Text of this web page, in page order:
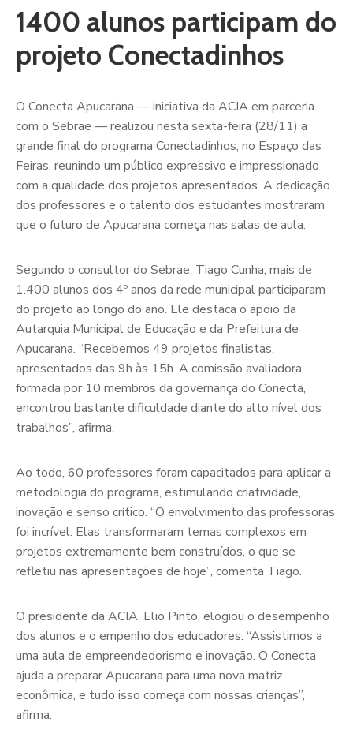
1400 alunos participam do
projeto Conectadinhos
O Conecta Apucarana — iniciativa da ACIA em parceria
com o Sebrae — realizou nesta sexta-feira (28/11) a
grande final do programa Conectadinhos, no Espaço das
Feiras, reunindo um público expressivo e impressionado
com a qualidade dos projetos apresentados. A dedicação
dos professores e o talento dos estudantes mostraram
que o futuro de Apucarana começa nas salas de aula.
Segundo o consultor do Sebrae, Tiago Cunha, mais de
1.400 alunos dos 4º anos da rede municipal participaram
do projeto ao longo do ano. Ele destaca o apoio da
Autarquia Municipal de Educação e da Prefeitura de
Apucarana. “Recebemos 49 projetos finalistas,
apresentados das 9h às 15h. A comissão avaliadora,
formada por 10 membros da governança do Conecta,
encontrou bastante dificuldade diante do alto nível dos
trabalhos”, afirma.
Ao todo, 60 professores foram capacitados para aplicar a
metodologia do programa, estimulando criatividade,
inovação e senso crítico. “O envolvimento das professoras
foi incrível. Elas transformaram temas complexos em
projetos extremamente bem construídos, o que se
refletiu nas apresentações de hoje”, comenta Tiago.
O presidente da ACIA, Elio Pinto, elogiou o desempenho
dos alunos e o empenho dos educadores. “Assistimos a
uma aula de empreendedorismo e inovação. O Conecta
ajuda a preparar Apucarana para uma nova matriz
econômica, e tudo isso começa com nossas crianças”,
afirma.